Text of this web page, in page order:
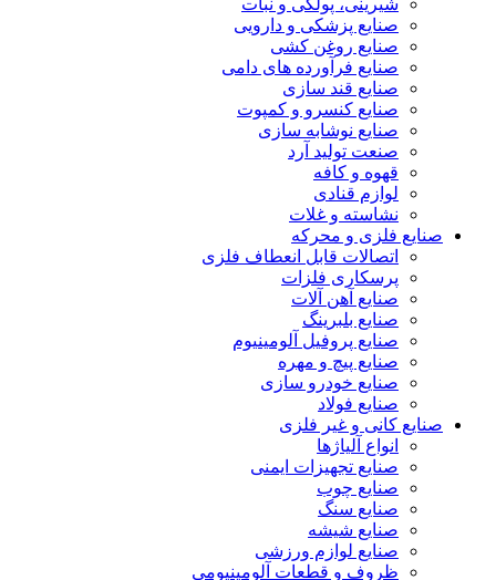
شیرینی، پولکی و نبات
صنایع پزشکی و دارویی
صنایع روغن کشی
صنایع فرآورده های دامی
صنایع قند سازی
صنایع کنسرو و کمپوت
صنایع نوشابه سازی
صنعت تولید آرد
قهوه و کافه
لوازم قنادی
نشاسته و غلات
صنایع فلزی و محرکه
اتصالات قابل انعطاف فلزی
پرسکاری فلزات
صنایع آهن آلات
صنایع بلبرینگ
صنایع پروفیل آلومینیوم
صنایع پیچ و مهره
صنایع خودرو سازی
صنایع فولاد
صنایع کانی و غیر فلزی
انواع آلياژها
صنایع تجهیزات ایمنی
صنایع چوب
صنایع سنگ
صنایع شیشه
صنایع لوازم ورزشی
ظروف و قطعات آلومينيومي